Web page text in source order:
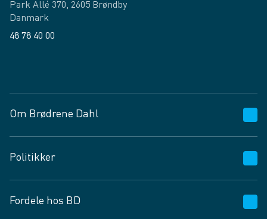
Park Allé 370, 2605 Brøndby
Danmark
48 78 40 00
Om Brødrene Dahl
Vagttelefon 30 10 89 89
Spørgsmål og svar
Job og karriere
Politikker
Privatlivspolitik
Fordele hos BD